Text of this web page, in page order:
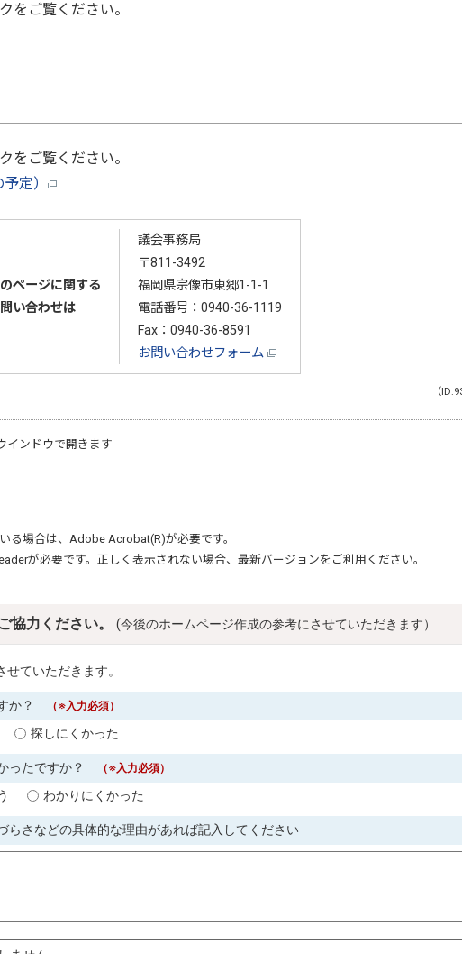
をご覧ください。
をご覧ください。
定）
ページに関する
い合わせは
議会事務局
〒811-3492
福岡県宗像市東郷1-1-1
電話番号： 0940-36-1119
Fax：0940-36-8591
お問い合わせフォーム
（
インドウで開きます
る場合は、 Adobe Acrobat(R)が必要です。
が必要です。正しく表示されない場合、最新バージョンをご利用ください。